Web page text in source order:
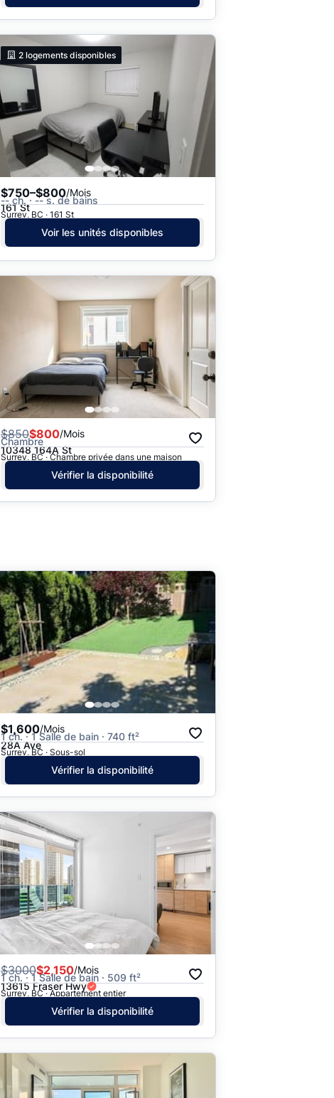
2 logements disponibles
$750–$800/Mois
-- ch. · -- s. de bains
161 St
Surrey, BC · 161 St
Voir les unités disponibles
$850$800/Mois
Chambre
10348 164A St
Surrey, BC · Chambre privée dans une maison
Vérifier la disponibilité
$1,600/Mois
1 ch. · 1 Salle de bain · 740 ft²
28A Ave
Surrey, BC · Sous-sol
Vérifier la disponibilité
$3000$2,150/Mois
1 ch. · 1 Salle de bain · 509 ft²
13615 Fraser Hwy
Surrey, BC · Appartement entier
Vérifier la disponibilité